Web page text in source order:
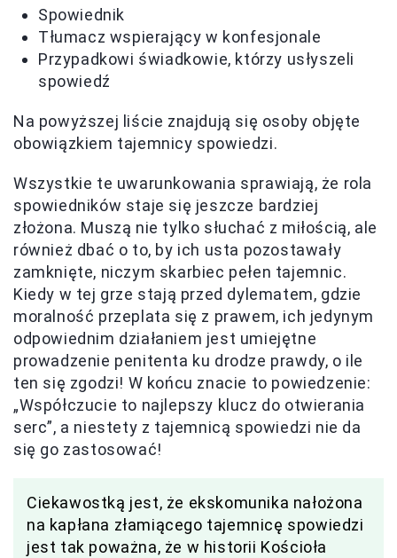
Spowiednik
Tłumacz wspierający w konfesjonale
Przypadkowi świadkowie, którzy usłyszeli
spowiedź
Na powyższej liście znajdują się osoby objęte
obowiązkiem tajemnicy spowiedzi.
Wszystkie te uwarunkowania sprawiają, że rola
spowiedników staje się jeszcze bardziej
złożona. Muszą nie tylko słuchać z miłością, ale
również dbać o to, by ich usta pozostawały
zamknięte, niczym skarbiec pełen tajemnic.
Kiedy w tej grze stają przed dylematem, gdzie
moralność przeplata się z prawem, ich jedynym
odpowiednim działaniem jest umiejętne
prowadzenie penitenta ku drodze prawdy, o ile
ten się zgodzi! W końcu znacie to powiedzenie:
„Współczucie to najlepszy klucz do otwierania
serc”, a niestety z tajemnicą spowiedzi nie da
się go zastosować!
Ciekawostką jest, że ekskomunika nałożona
na kapłana złamiącego tajemnicę spowiedzi
jest tak poważna, że w historii Kościoła